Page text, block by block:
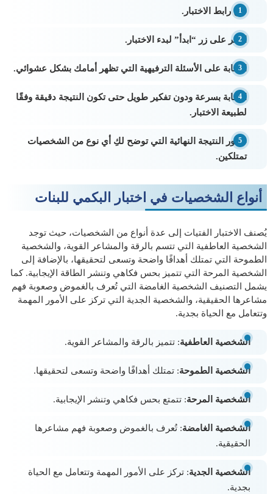
فتح رابط الاختبار.
النقر على زر “ابدأ” لبدء الاختبار.
الإجابة على الأسئلة الترفيهية التي تظهر أمامك بشكل عشوائي.
الإجابة بسرعة ودون تفكير طويل حتى تكون النتيجة دقيقة وفقًا
لطبيعة الاختبار.
ظهور النتيجة النهائية التي توضح لكِ أي نوع من الشخصيات
تمتلكين.
أنواع الشخصيات في اختبار البكمي للبنات
يُصنف الاختبار الفتيات إلى عدة أنواع من الشخصيات، حيث توجد
الشخصية العاطفية التي تتسم بالرقة والمشاعر القوية، والشخصية
الطموحة التي تمتلك أهدافًا واضحة وتسعى لتحقيقها، بالإضافة إلى
الشخصية المرحة التي تتميز بحس فكاهي وتنشر الطاقة الإيجابية. كما
يشمل التصنيف الشخصية الغامضة التي تُعرف بالغموض وصعوبة فهم
مشاعرها الحقيقية، والشخصية الجدية التي تركز على الأمور المهمة
وتتعامل مع الحياة بجدية.
الشخصية العاطفية: تتميز بالرقة والمشاعر القوية.
الشخصية الطموحة: تمتلك أهدافًا واضحة وتسعى لتحقيقها.
الشخصية المرحة: تتمتع بحس فكاهي وتنشر الإيجابية.
الشخصية الغامضة: تُعرف بالغموض وصعوبة فهم مشاعرها
الحقيقية.
الشخصية الجدية: تركز على الأمور المهمة وتتعامل مع الحياة
بجدية.